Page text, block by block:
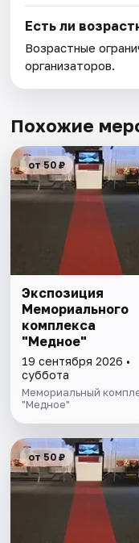
Есть ли
Возрастные
организаторов.
Похожие
от 50 ₽
Экспозиция
Мемориального
комплекса
"Медное"
19 сентября 2026 •
суббота
Мемориальный
"Медное"
от 50 ₽